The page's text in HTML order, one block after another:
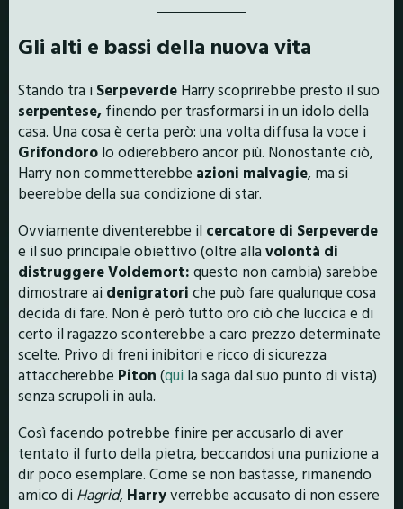
Gli alti e bassi della nuova vita
Stando tra i Serpeverde Harry scoprirebbe presto il suo
serpentese, finendo per trasformarsi in un idolo della
casa. Una cosa è certa però: una volta diffusa la voce i
Grifondoro lo odierebbero ancor più. Nonostante ciò,
Harry non commetterebbe azioni malvagie, ma si
beerebbe della sua condizione di star.
Ovviamente diventerebbe il cercatore di Serpeverde
e il suo principale obiettivo (oltre alla volontà di
distruggere Voldemort: questo non cambia) sarebbe
dimostrare ai denigratori che può fare qualunque cosa
decida di fare. Non è però tutto oro ciò che luccica e di
certo il ragazzo sconterebbe a caro prezzo determinate
scelte. Privo di freni inibitori e ricco di sicurezza
attaccherebbe Piton (qui la saga dal suo punto di vista)
senza scrupoli in aula.
Così facendo potrebbe finire per accusarlo di aver
tentato il furto della pietra, beccandosi una punizione a
dir poco esemplare. Come se non bastasse, rimanendo
amico di Hagrid, Harryverrebbe accusato di non essere